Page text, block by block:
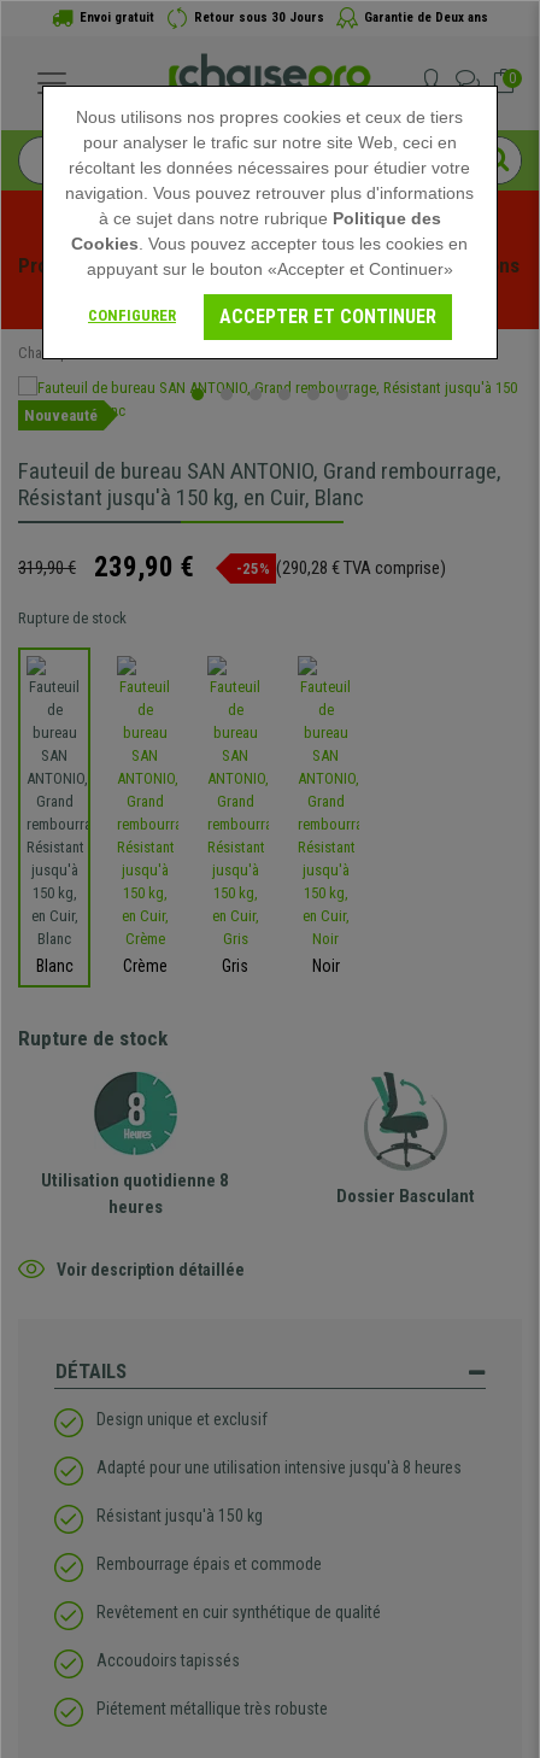
Envoi gratuit Retour sous 30 Jours Garantie de Deux ans
0
Profitez des soldes d'été chez Chaisepro ! Des réductions
exclusives pour une durée limitée - Voir l'offre
Chaisepro
Nouveauté
Fauteuil de bureau SAN ANTONIO, Grand rembourrage,
Résistant jusqu'à 150 kg, en Cuir, Blanc
319,90 € 239,90 € -25% (290,28 € TVA comprise)
Rupture de stock
Blanc Crème Gris Noir
Rupture de stock
Utilisation quotidienne 8
heures
Dossier Basculant
Voir description détaillée
DÉTAILS
Design unique et exclusif
Adapté pour une utilisation intensive jusqu'à 8 heures
Résistant jusqu'à 150 kg
Rembourrage épais et commode
Revêtement en cuir synthétique de qualité
Accoudoirs tapissés
Piétement métallique très robuste
Nous utilisons nos propres cookies et ceux de tiers
pour analyser le trafic sur notre site Web, ceci en
récoltant les données nécessaires pour étudier votre
navigation. Vous pouvez retrouver plus d'informations
à ce sujet dans notre rubrique Politique des
Cookies . Vous pouvez accepter tous les cookies en
appuyant sur le bouton «Accepter et Continuer»
CONFIGURER ACCEPTER ET CONTINUER